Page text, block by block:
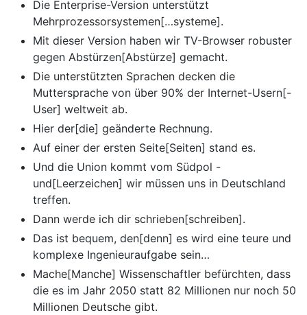
Die Enterprise-Version unterstützt
Mehrprozessorsystemen[…systeme].
Mit dieser Version haben wir TV-Browser robuster
gegen Abstürzen[Abstürze] gemacht.
Die unterstützten Sprachen decken die
Muttersprache von über 90% der Internet-Usern[-
User] weltweit ab.
Hier der[die] geänderte Rechnung.
Auf einer der ersten Seite[Seiten] stand es.
Und die Union kommt vom Südpol -
und[Leerzeichen] wir müssen uns in Deutschland
treffen.
Dann werde ich dir schrieben[schreiben].
Das ist bequem, den[denn] es wird eine teure und
komplexe Ingenieuraufgabe sein…
Mache[Manche] Wissenschaftler befürchten, dass
die es im Jahr 2050 statt 82 Millionen nur noch 50
Millionen Deutsche gibt.